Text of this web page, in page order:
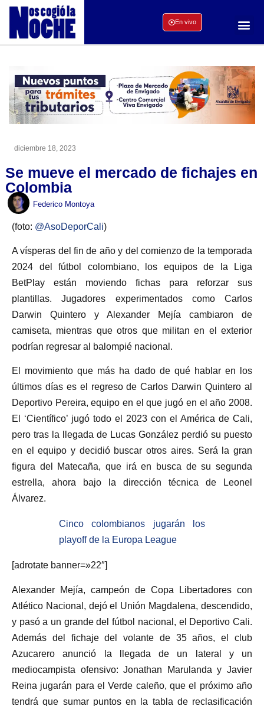
En vivo
diciembre 18, 2023
Se mueve el mercado de fichajes en
Colombia
Federico Montoya
(foto: @AsoDeporCali)
A vísperas del fin de año y del comienzo de la temporada
2024 del fútbol colombiano, los equipos de la Liga
BetPlay están moviendo fichas para reforzar sus
plantillas. Jugadores experimentados como Carlos
Darwin Quintero y Alexander Mejía cambiaron de
camiseta, mientras que otros que militan en el exterior
podrían regresar al balompié nacional.
El movimiento que más ha dado de qué hablar en los
últimos días es el regreso de Carlos Darwin Quintero al
Deportivo Pereira, equipo en el que jugó en el año 2008.
El ‘Científico’ jugó todo el 2023 con el América de Cali,
pero tras la llegada de Lucas González perdió su puesto
en el equipo y decidió buscar otros aires. Será la gran
figura del Matecaña, que irá en busca de su segunda
estrella, ahora bajo la dirección técnica de Leonel
Álvarez.
Cinco colombianos jugarán los
playoff de la Europa League
[adrotate banner=»22″]
Alexander Mejía, campeón de Copa Libertadores con
Atlético Nacional, dejó el Unión Magdalena, descendido,
y pasó a un grande del fútbol nacional, el Deportivo Cali.
Además del fichaje del volante de 35 años, el club
Azucarero anunció la llegada de un lateral y un
mediocampista ofensivo: Jonathan Marulanda y Javier
Reina jugarán para el Verde caleño, que el próximo año
tendrá que sumar puntos en la tabla de reclasificación